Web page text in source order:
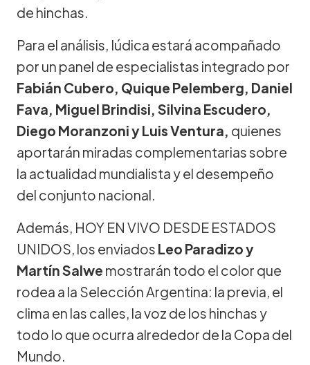
de hinchas.
Para el análisis, Iúdica estará acompañado
por un panel de especialistas integrado por
Fabián Cubero, Quique Pelemberg, Daniel
Fava, Miguel Brindisi, Silvina Escudero,
Diego Moranzoni y Luis Ventura, quienes
aportarán miradas complementarias sobre
la actualidad mundialista y el desempeño
del conjunto nacional.
Además, HOY EN VIVO DESDE ESTADOS
UNIDOS, los enviados Leo Paradizo y
Martín Salwe mostrarán todo el color que
rodea a la Selección Argentina: la previa, el
clima en las calles, la voz de los hinchas y
todo lo que ocurra alrededor de la Copa del
Mundo.